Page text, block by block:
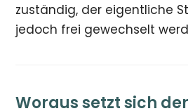
zuständig, der eigentliche
jedoch frei gewechselt
Woraus setzt sich